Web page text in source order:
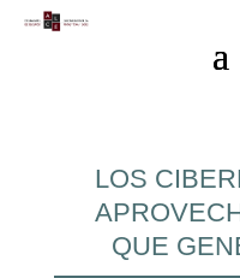
LOS
QUE